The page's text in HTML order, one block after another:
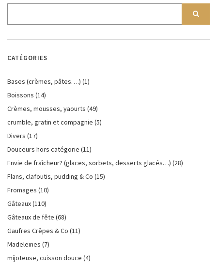
CATÉGORIES
Bases (crèmes, pâtes….) (1)
Boissons (14)
Crèmes, mousses, yaourts (49)
crumble, gratin et compagnie (5)
Divers (17)
Douceurs hors catégorie (11)
Envie de fraîcheur? (glaces, sorbets, desserts glacés…) (28)
Flans, clafoutis, pudding & Co (15)
Fromages (10)
Gâteaux(110)
Gâteaux de fête (68)
Gaufres Crêpes & Co (11)
Madeleines (7)
mijoteuse, cuisson douce (4)